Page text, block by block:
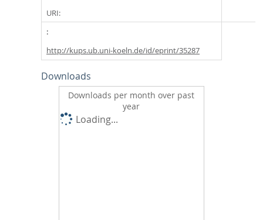
URI:
http://kups.ub.uni-koeln.de/id/eprint/35287
Downloads
Downloads per month over past
year
Loading...